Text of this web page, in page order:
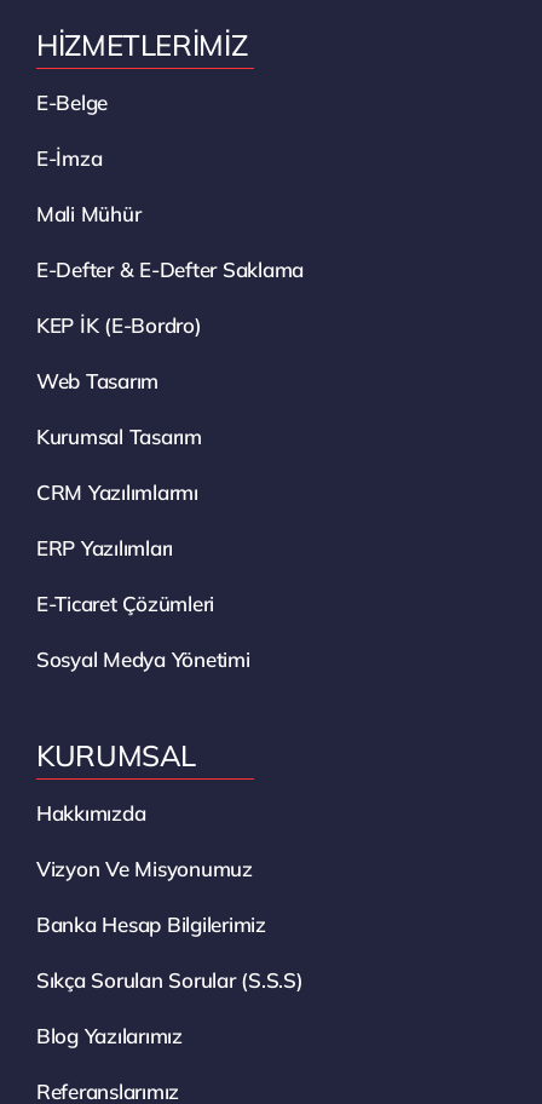
HİZMETLERİMİZ
E-Belge
E-İmza
Mali Mühür
E-Defter & E-Defter Saklama
KEP İK (E-Bordro)
Web Tasarım
Kurumsal Tasarım
CRM Yazılımlarmı
ERP Yazılımları
E-Ticaret Çözümleri
Sosyal Medya Yönetimi
KURUMSAL
Hakkımızda
Vizyon Ve Misyonumuz
Banka Hesap Bilgilerimiz
Sıkça Sorulan Sorular (S.S.S)
Blog Yazılarımız
Referanslarımız